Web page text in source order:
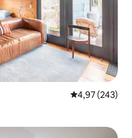
4,97 av 5 i
4,97 (243)